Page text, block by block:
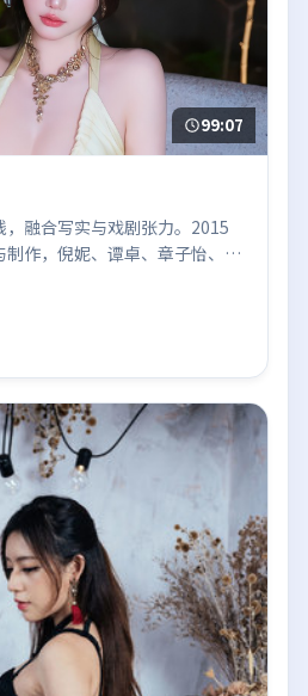
99:07
，融合写实与戏剧张力。2015
作，倪妮、谭卓、章子怡、段
腻表演，影像风格统一，配乐